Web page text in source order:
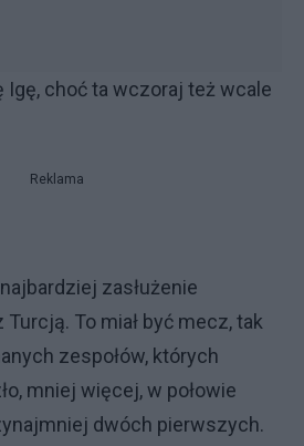
Igę, choć ta wczoraj też wcale
Reklama
zasłużenie
To miał być mecz, tak
zespołów, których
mniej więcej, w połowie
dwóch pierwszych.